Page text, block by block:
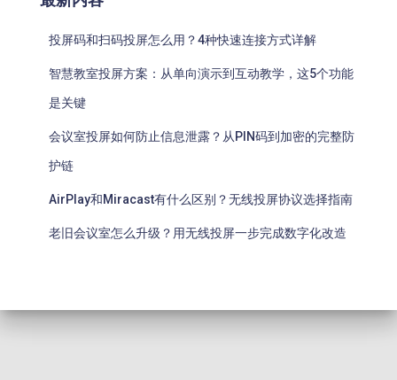
投屏码和扫码投屏怎么用？4种快速连接方式详解
智慧教室投屏方案：从单向演示到互动教学，这5个功能
是关键
会议室投屏如何防止信息泄露？从PIN码到加密的完整防
护链
AirPlay和Miracast有什么区别？无线投屏协议选择指南
老旧会议室怎么升级？用无线投屏一步完成数字化改造